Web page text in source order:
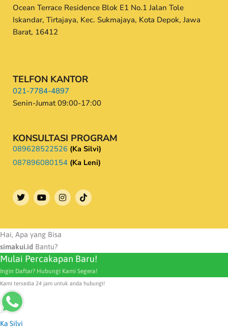
Ocean Terrace Residence Blok E1 No.1 Jalan Tole
Iskandar, Tirtajaya, Kec. Sukmajaya, Kota Depok, Jawa
Barat, 16412
TELFON KANTOR
021-7784-4897
Senin-Jumat 09:00-17:00
KONSULTASI PROGRAM
089628522526 (Ka Silvi)
087896080154 (Ka Leni)
T
w
e
r
Y
o
b
e
I
n
m
Hai, Apa yang Bisa
simakui.id Bantu?
Mulai Percakapan Baru!
Ingin Daftar? Hubungi Kami Segera!
Kami tersedia 24 jam untuk anda hubungi!
Ka Silvi